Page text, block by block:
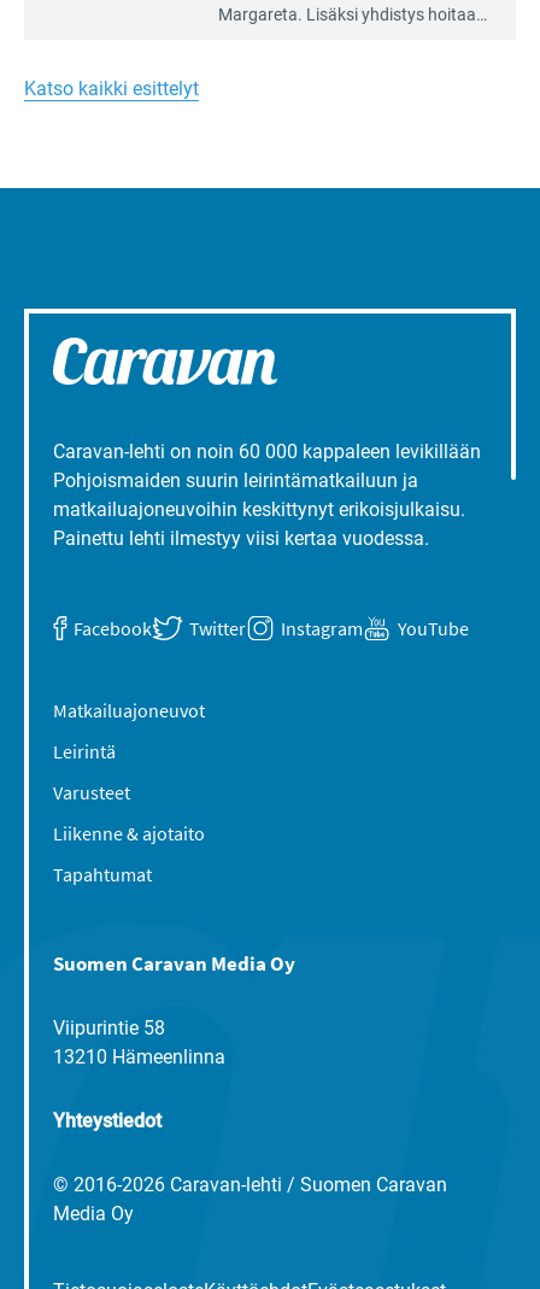
Turun
liepeillä
Margareta. Lisäksi yhdis­tys hoitaa
Katso kaikki esittelyt
Caravan-lehti on noin 60 000 kappaleen levikillään
Pohjoismaiden suurin leirintämatkailuun ja
matkailuajoneuvoihin keskittynyt erikoisjulkaisu.
Painettu lehti ilmestyy viisi kertaa vuodessa.
Facebook Twitter Instagram YouTube
Matkailuajoneuvot
Leirintä
Varusteet
Liikenne & ajotaito
Tapahtumat
Suomen Caravan Media Oy
Viipurintie 58
13210 Hämeenlinna
Yhteystiedot
© 2016-2026 Caravan-lehti / Suomen Caravan
Media Oy